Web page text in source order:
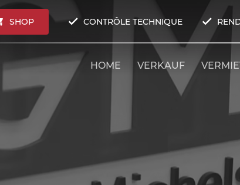
SHOP CONTRÔLE TECHNIQUE
HOME VERKAUF